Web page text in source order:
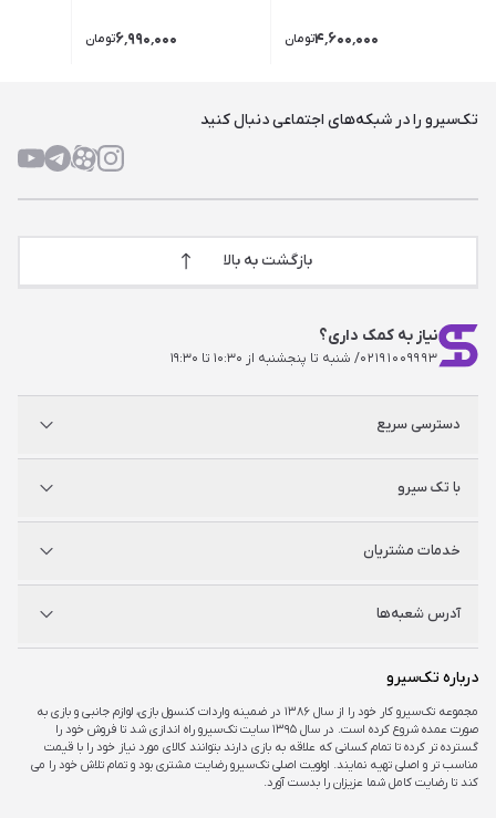
۴٬۶۰۰٬۰۰۰تومان ۶٬۹۹۰٬۰۰۰تومان
تک‌سیرو را در شبکه‌های اجتماعی دنبال کنید
نیاز به کمک داری؟
۰۲۱۹۱۰۰۹۹۹۳/ شنبه تا پنجشنبه از ۱۰:۳۰ تا ۱۹:۳۰
بازگشت به بالا
دسترسی سریع
ایکس‌باکس
شگفت سیرو
با تک سیرو
راه‌های ارتباطی
مجله خبری
خدمات مشتریان
راهنمای اکانت‌ها
شرایط و قوانین
آدرس شعبه‌ها
شعبه مرکزی
شعبه چارسو
تهران، خیابان جمهوری، تقاطع حافظ، پاساژ چارسو، طبقه منفی یک، پلاک A۴۸
شعبه اپال
درباره تک‌سیرو
مجموعه تک‌سیرو کار خود را از سال ۱۳۸۶ در ضمینه واردات کنسول بازی، لوازم جانبی و بازی به
صورت عمده شروع کرده است. در سال ۱۳۹۵ سایت تک‌سیرو راه اندازی شد تا فروش خود را
گسترده تر کرده تا تمام کسانی که علاقه به بازی دارند بتوانند کالای مورد نیاز خود را با قیمت
مناسب تر و اصلی تهیه نمایند. اولویت اصلی تک‌سیرو رضایت مشتری بود و تمام تلاش خود را می
کند تا رضایت کامل شما عزیزان را بدست آورد.